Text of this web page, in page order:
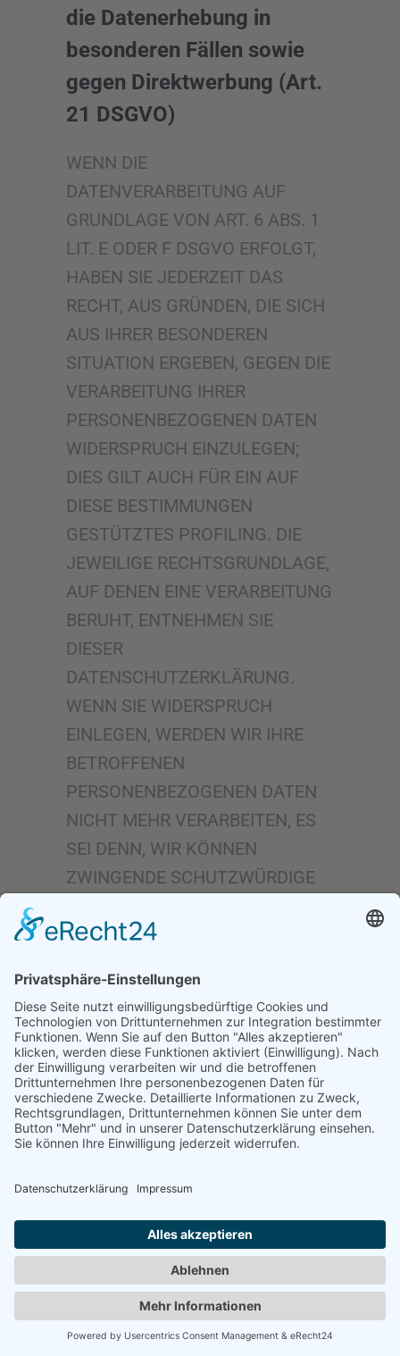
die Datenerhebung in
besonderen Fällen sowie
gegen Direktwerbung (Art.
21 DSGVO)
WENN DIE
DATENVERARBEITUNG AUF
GRUNDLAGE VON ART. 6 ABS. 1
LIT. E ODER F DSGVO ERFOLGT,
HABEN SIE JEDERZEIT DAS
RECHT, AUS GRÜNDEN, DIE SICH
AUS IHRER BESONDEREN
SITUATION ERGEBEN, GEGEN DIE
VERARBEITUNG IHRER
PERSONENBEZOGENEN DATEN
WIDERSPRUCH EINZULEGEN;
DIES GILT AUCH FÜR EIN AUF
DIESE BESTIMMUNGEN
GESTÜTZTES PROFILING. DIE
JEWEILIGE RECHTSGRUNDLAGE,
AUF DENEN EINE VERARBEITUNG
BERUHT, ENTNEHMEN SIE
DIESER
DATENSCHUTZERKLÄRUNG.
WENN SIE WIDERSPRUCH
EINLEGEN, WERDEN WIR IHRE
BETROFFENEN
PERSONENBEZOGENEN DATEN
NICHT MEHR VERARBEITEN, ES
SEI DENN, WIR KÖNNEN
ZWINGENDE SCHUTZWÜRDIGE
NACHWEISEN, DIE IHRE
FREIHEITEN ÜBERWIEGEN ODER
DIE VERARBEITUNG DIENT DER
GELTENDMACHUNG, AUSÜBUNG
ODER VERTEIDIGUNG VON
RECHTSANSPRÜCHEN
(WIDERSPRUCH NACH ART. 21
PERSONENBEZOGENEN DATEN
VERARBEITET, UM
DIREKTWERBUNG ZU BETREIBEN,
SO HABEN SIE DAS RECHT,